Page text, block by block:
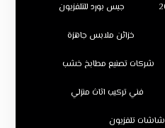
جبس بورد للتلفزيون
خزائن ملابس جاهزة
شركات تصنيع مطابخ خشب
فني تركيب اثاث منزلي
تلفزيون